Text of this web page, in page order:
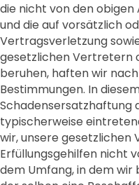
die nicht von den
und die auf vorsätzlich
Vertragsverletzung
gesetzlichen Vertretern
beruhen, haften wir
Bestimmungen. In
Schadensersatzhaftung
typischerweise
wir, unsere
Erfüllungsgehilfen nicht
dem Umfang, in dem wir